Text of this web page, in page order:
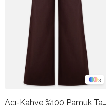
3
Acı-Kahve %100 Pamuk Tam Kalıp Rahat Kesim Jean